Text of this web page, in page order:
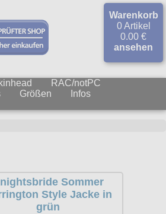
Warenkorb
0 Artikel
0.00 €
ansehen
RAC/notPC
Größen
Infos
Sommer
Style Jacke in
grün